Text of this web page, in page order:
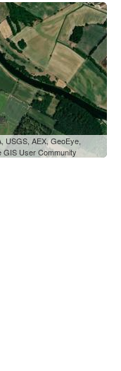
AEX, GeoEye,
GIS User Community